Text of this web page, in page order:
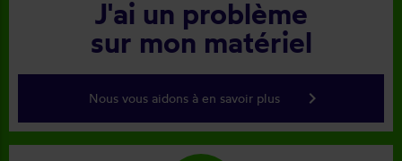
J'ai un problème
sur mon matériel
Nous vous aidons à en savoir plus keyboard_arrow_right